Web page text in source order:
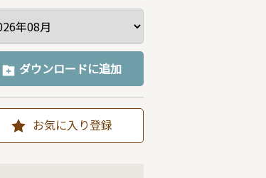
ダウンロードに追加
お気に入り登録